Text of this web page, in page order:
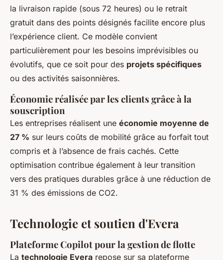
la livraison rapide (sous 72 heures) ou le retrait
gratuit dans des points désignés facilite encore plus
l’expérience client. Ce modèle convient
particulièrement pour les besoins imprévisibles ou
évolutifs, que ce soit pour des projets spécifiques
ou des activités saisonnières.
Économie réalisée par les clients grâce à la
souscription
Les entreprises réalisent une économie moyenne de
27 % sur leurs coûts de mobilité grâce au forfait tout
compris et à l’absence de frais cachés. Cette
optimisation contribue également à leur transition
vers des pratiques durables grâce à une réduction de
31 % des émissions de CO2.
Technologie et soutien d'Evera
Plateforme Copilot pour la gestion de flotte
La technologie Evera repose sur sa plateforme